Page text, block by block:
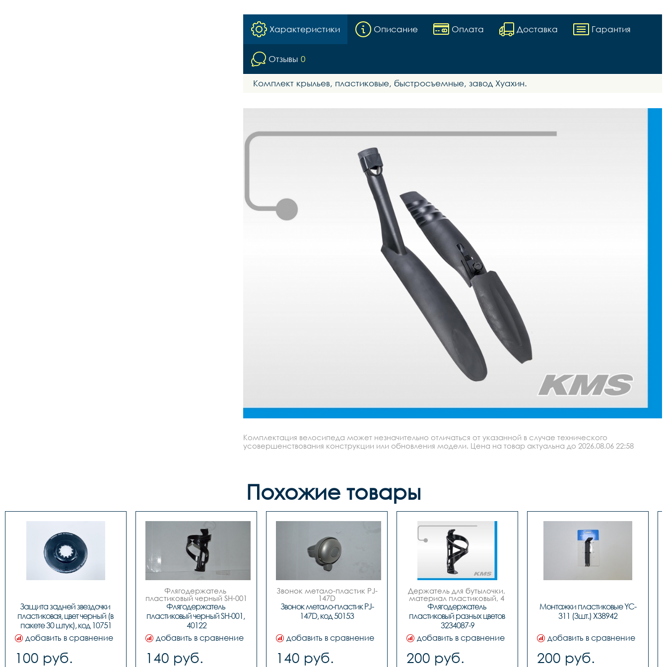
Характеристики Описание Оплата Доставка Гарантия
Отзывы 0
Комплект крыльев, пластиковые, быстросъемные, завод Хуахин.
Комплектация велосипеда может незначительно отличаться от указанной в случае технического
усовершенствования конструкции или обновления модели. Цена на товар актуальна до 2026.08.06 22:58
Похожие товары
Защита задней звездочки
пластиковая, цвет черный (в
пакете 30 штук), код 10751
добавить в сравнение
100 руб.
Флягодержатель
пластиковый черный SH-001
код. 40122
Флягодержатель
пластиковый черный SH-001,
40122
добавить в сравнение
140 руб.
Звонок метало-пластик PJ-
147D
код. 50153
Звонок метало-пластик PJ-
147D, код 50153
добавить в сравнение
140 руб.
Держатель для бутылочки,
материал пластиковый, 4
цвета.
Флягодержатель
пластиковый разных цветов
3234087-9
добавить в сравнение
200 руб.
Монтажки пластиковые YC-
311 (3шт.) Х38942
добавить в сравнение
200 руб.